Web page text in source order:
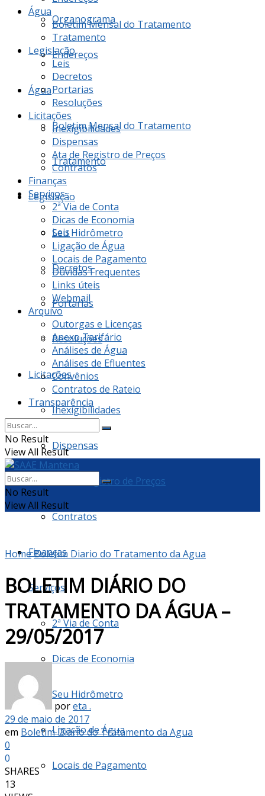
Organograma
Endereços
Água
Boletim Mensal do Tratamento
Tratamento
Legislação
Leis
Decretos
Portarias
Resoluções
Licitações
Inexigibilidades
Dispensas
Ata de Registro de Preços
Contratos
Finanças
Serviços
2ª Via de Conta
Dicas de Economia
Seu Hidrômetro
Ligação de Água
Locais de Pagamento
Água
Boletim Mensal do Tratamento
Tratamento
Legislação
Leis
Decretos
Portarias
Resoluções
Licitações
Inexigibilidades
Dispensas
Ata de Registro de Preços
Contratos
Finanças
Serviços
2ª Via de Conta
Dicas de Economia
Seu Hidrômetro
Ligação de Água
Locais de Pagamento
Dúvidas Frequentes
Links úteis
Webmail
Arquivo
Outorgas e Licenças
Anexo Tarifário
Análises de Água
Análises de Efluentes
Convênios
Contratos de Rateio
Transparência
No Result
View All Result
No Result
View All Result
HomeBoletim Diario do Tratamento da Agua
BOLETIM DIÁRIO DO
TRATAMENTO DA ÁGUA –
29/05/2017
poreta .
29 de maio de 2017
em Boletim Diario do Tratamento da Agua
0
0
SHARES
13